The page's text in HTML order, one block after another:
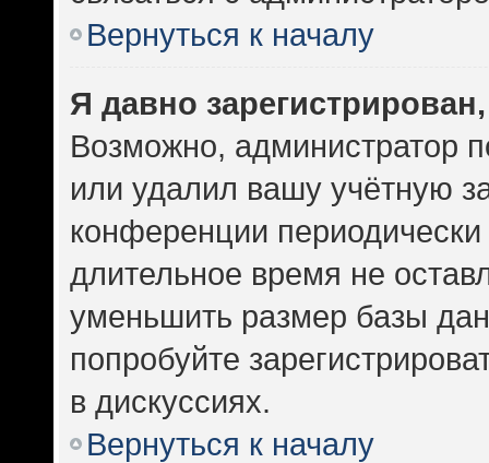
Вернуться к началу
Я давно
Возможно, администратор
или удалил вашу учётную
конференции
длительное время не
уменьшить размер базы
попробуйте
в дискуссиях.
Вернуться к началу